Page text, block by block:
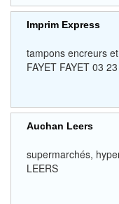
Imprim Express
tampons encreurs
FAYET FAYET 03
Auchan Leers
supermarchés,
LEERS